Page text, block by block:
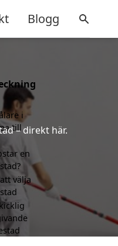
Blogg
– direkt här.
i
till
en
välja